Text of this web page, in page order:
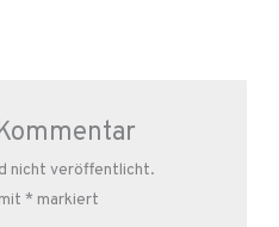
nicht veröffentlicht.
* markiert